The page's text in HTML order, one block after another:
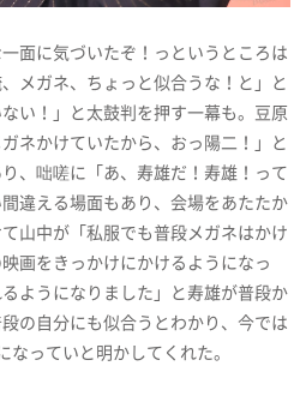
面に気づいたぞ！っというところは
メガネ、ちょっと似合うな！と」と
い！」と太鼓判を押す一幕も。豆原
ネかけていたから、おっ陽二！」と
、咄嗟に「あ、寿雄だ！寿雄！って
違える場面もあり、会場をあたたか
山中が「私服でも普段メガネはかけ
画をきっかけにかけるようになっ
ようになりました」と寿雄が普段か
の自分にも似合うとわかり、今では
っていと明かしてくれた。